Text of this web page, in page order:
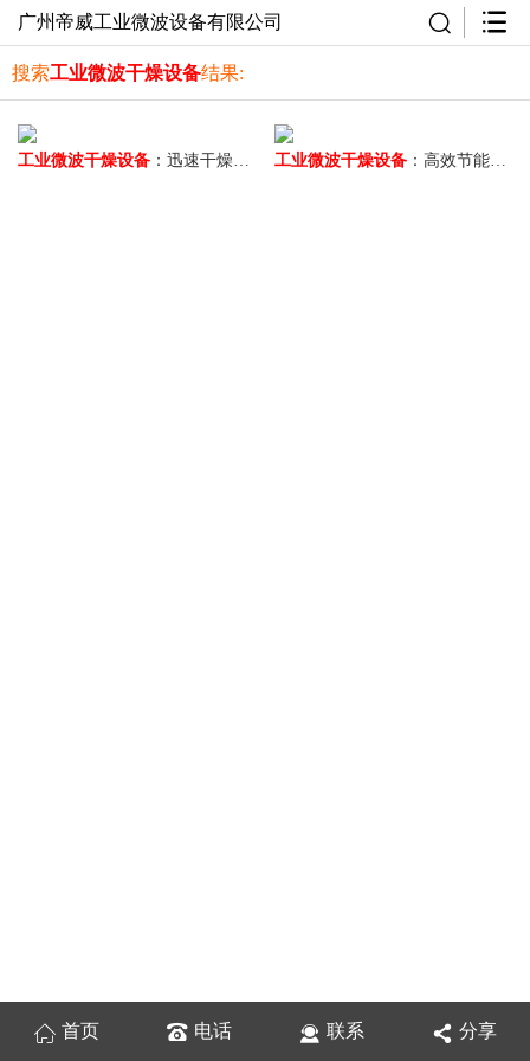
广州帝威工业微波设备有限公司
搜索工业微波干燥设备结果:
工业微波干燥设备 ：迅速干燥、节能环保 工业微波干燥设备：高效节能的新选择
首页 电话 联系 分享